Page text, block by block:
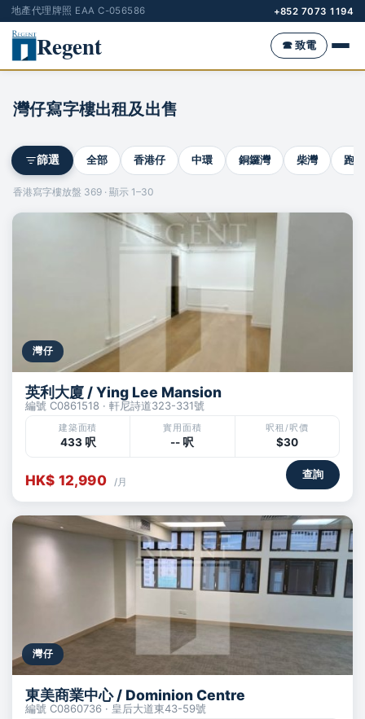
地產代理牌照 EAA C-056586 +852 7073 1194
Regent ☎ 致電
灣仔寫字樓出租及出售
篩選 全部 香港仔 中環 銅鑼灣 柴灣 跑
香港寫字樓放盤 369 · 顯示 1–30
灣仔
英利大廈 / Ying Lee Mansion
編號 C0861518 · 軒尼詩道323-331號
建築面積
433 呎
實用面積
-- 呎
呎租/呎價
$30
HK$ 12,990 /月
查詢
灣仔
東美商業中心 / Dominion Centre
編號 C0860736 · 皇后大道東43-59號